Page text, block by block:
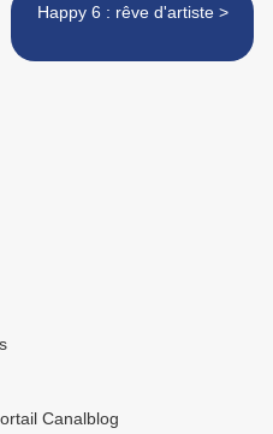
Happy 6 : rêve d'artiste >
Canalblog